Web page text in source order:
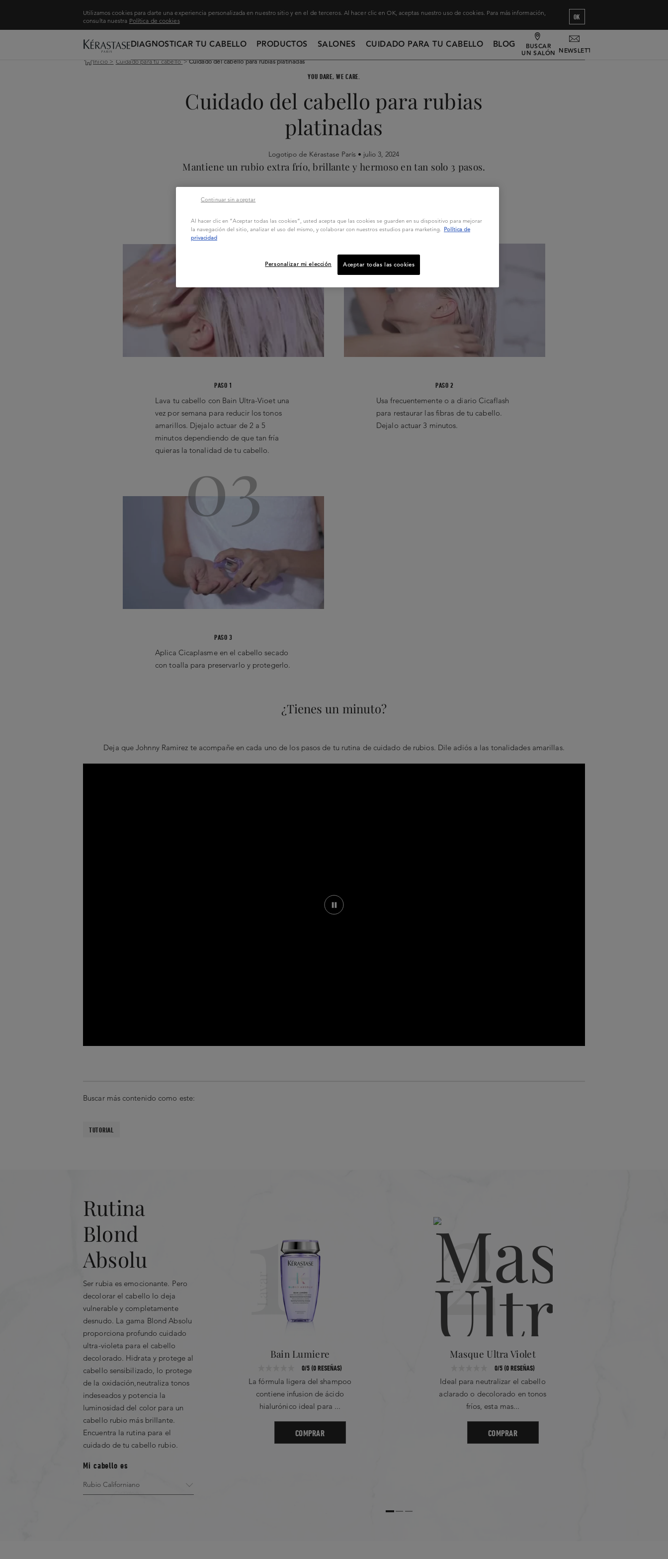
Utilizamos cookies para darte una experiencia personalizada en nuestro sitio y en el de terceros. Al hacer clic en OK, aceptas nuestro uso de cookies. Para más información,
consulta nuestra Política de cookies OK
DIAGNOSTICAR TU CABELLO PRODUCTOS SALONES CUIDADO PARA TU CABELLO BLOG BUSCAR
UN SALÓN NEWSLETTER
Inicio > Cuidado para tu cabello >Cuidado del cabello para rubias platinadas
YOU DARE, WE CARE.
Cuidado del cabello para rubias
platinadas
Logotipo de Kérastase París • julio 3, 2024
Mantiene un rubio extra frío, brillante y hermoso en tan solo 3 pasos.
01
PASO 1
Lava tu cabello con Bain Ultra-Vioet una
vez por semana para reducir los tonos
amarillos. Djejalo actuar de 2 a 5
minutos dependiendo de que tan fría
quieras la tonalidad de tu cabello.
02
PASO 2
Usa frecuentemente o a diario Cicaflash
para restaurar las fibras de tu cabello.
Dejalo actuar 3 minutos.
03
PASO 3
Aplica Cicaplasme en el cabello secado
con toalla para preservarlo y protegerlo.
¿Tienes un minuto?
Deja que Johnny Ramirez te acompañe en cada uno de los pasos de tu rutina de cuidado de rubios. Dile adiós a las tonalidades amarillas.
Buscar más contenido como este:
TUTORIAL
Rutina
Blond
Absolu
Ser rubia es emocionante. Pero
decolorar el cabello lo deja
vulnerable y completamente
desnudo. La gama Blond Absolu
proporciona profundo cuidado
ultra-violeta para el cabello
decolorado. Hidrata y protege al
cabello sensibilizado, lo protege
de la oxidación,neutraliza tonos
indeseados y potencia la
luminosidad del color para un
cabello rubio más brillante.
Encuentra la rutina para el
cuidado de tu cabello rubio.
Mi cabello es
1
Bain Lumiere
0/5 (0 RESEÑAS)
La fórmula ligera del shampoo
contiene infusion de ácido
hialurónico ideal para ...
COMPRAR
2
Tratar
Masque Ultra Violet
0/5 (0 RESEÑAS)
Ideal para neutralizar el cabello
aclarado o decolorado en tonos
fríos, esta mas...
COMPRAR
Al hacer clic en “Aceptar todas las cookies”, usted acepta que las cookies se guarden en su dispositivo para mejorar
la navegación del sitio, analizar el uso del mismo, y colaborar con nuestros estudios para marketing. Política de
privacidad
Personalizar mi elección Aceptar todas las cookies
Continuar sin aceptar